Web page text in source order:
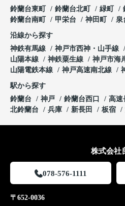
鈴蘭台東町
鈴蘭台北町 緑町
鈴蘭台南町
甲栄台 神田町 泉
沿線から探す
神鉄有馬線
神戸市西神・山手線
山陽本線
神鉄粟生線 神戸市海
山陽電鉄本線
神戸高速南北線
駅から探す
鈴蘭台
神戸 鈴蘭台西口 高速
北鈴蘭台
兵庫 新長田 板宿
株式会社
078-576-1111
〒652-0036